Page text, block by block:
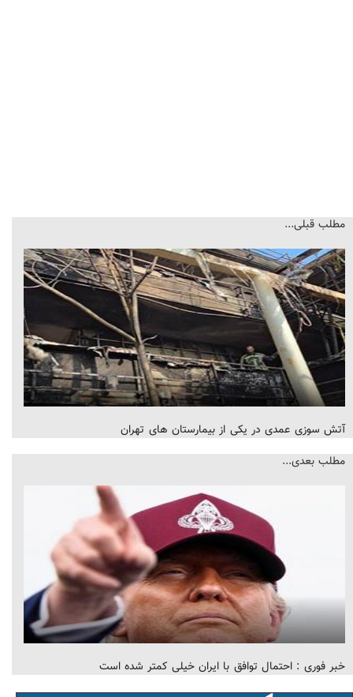
مطلب قبلی...
آتش سوزی عمدی در یکی از بیمارستان های تهران
مطلب بعدی...
خبر فوری : احتمال توافق با ایران خیلی کمتر شده است